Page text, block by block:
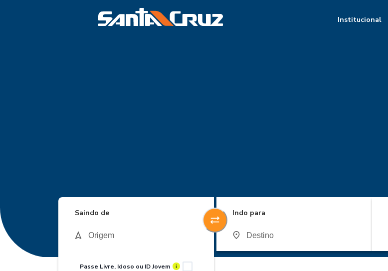
Institucional
Saindo de
Passe Livre, Idoso ou ID Jovem i
Indo para